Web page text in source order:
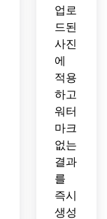
업로
드된
사진
에
적용
하고
워터
마크
없는
결과
를
즉시
생성